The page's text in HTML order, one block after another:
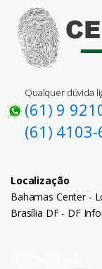
Qualquer dúvida
(61) 9
(61) 4103-
Localização
Bahamas Center -
Brasília DF - DF